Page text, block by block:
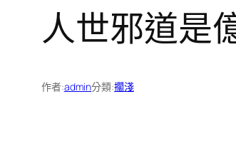
人世邪道是
作者:admin分類:擱淺